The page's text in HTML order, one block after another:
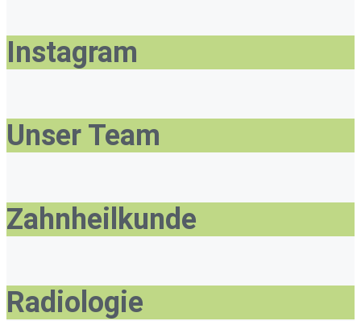
Instagram
Unser Team
Zahnheilkunde
Radiologie